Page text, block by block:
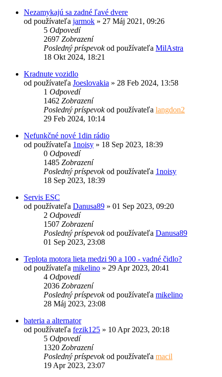
Nezamykajú sa zadné ľavé dvere
od používateľa jarmok » 27 Máj 2021, 09:26
5 Odpovedí
2697 Zobrazení
Posledný príspevokod používateľa MilAstra
18 Okt 2024, 18:21
Kradnute vozidlo
od používateľa Joeslovakia » 28 Feb 2024, 13:58
1 Odpovedí
1462 Zobrazení
Posledný príspevokod používateľa langdon2
29 Feb 2024, 10:14
Nefunkčné nové 1din rádio
od používateľa 1noisy » 18 Sep 2023, 18:39
0 Odpovedí
1485 Zobrazení
Posledný príspevokod používateľa 1noisy
18 Sep 2023, 18:39
Servis ESC
od používateľa Danusa89 » 01 Sep 2023, 09:20
2 Odpovedí
1507 Zobrazení
Posledný príspevokod používateľa Danusa89
01 Sep 2023, 23:08
Teplota motora lieta medzi 90 a 100 - vadné čidlo?
od používateľa mikelino » 29 Apr 2023, 20:41
4 Odpovedí
2036 Zobrazení
Posledný príspevokod používateľa mikelino
28 Máj 2023, 23:08
bateria a alternator
od používateľa fezik125 » 10 Apr 2023, 20:18
5 Odpovedí
1320 Zobrazení
Posledný príspevokod používateľa macil
19 Apr 2023, 23:07